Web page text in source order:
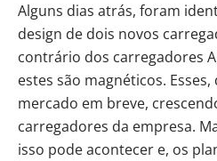
Alguns dias atrás, foram
design de dois novos
contrário dos carregadores
estes são magnéticos.
mercado em breve,
carregadores da empresa.
isso pode acontecer e, os